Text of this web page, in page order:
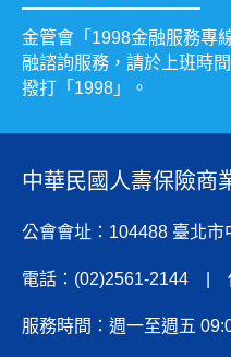
金管會「1998金融服務專
融諮詢服務，請於上班時
撥打「1998」。
中華民國人壽保險商
公會會址：104488 臺北
電話：(02)2561-2144 |
服務時間：週一至週五